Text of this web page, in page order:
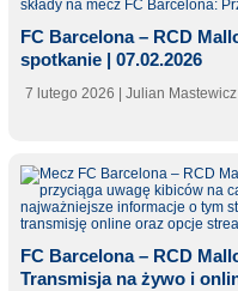
FC Barcelona – RCD
spotkanie | 07.02.2026
7 lutego 2026 | Julian Mastewicz
FC Barcelona – RCD
Transmisja na żywo i